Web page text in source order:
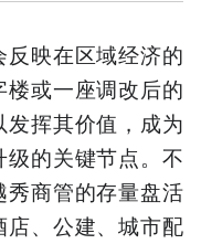
映在区域经济的
或一座调改后的
挥其价值，成为
的关键节点。不
商管的存量盘活
、公建、城市配